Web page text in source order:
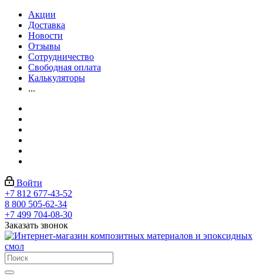
Акции
Доставка
Новости
Отзывы
Сотрудничество
Свободная оплата
Калькуляторы
...
Войти
+7 812 677-43-52
8 800 505-62-34
+7 499 704-08-30
Заказать звонок